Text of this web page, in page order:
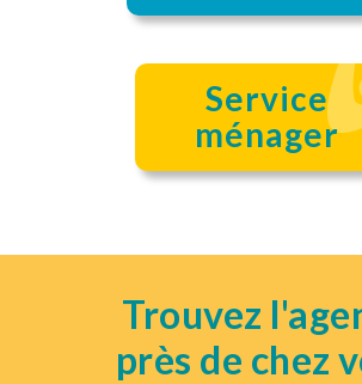
Service
ménager
Trouvez
près de chez